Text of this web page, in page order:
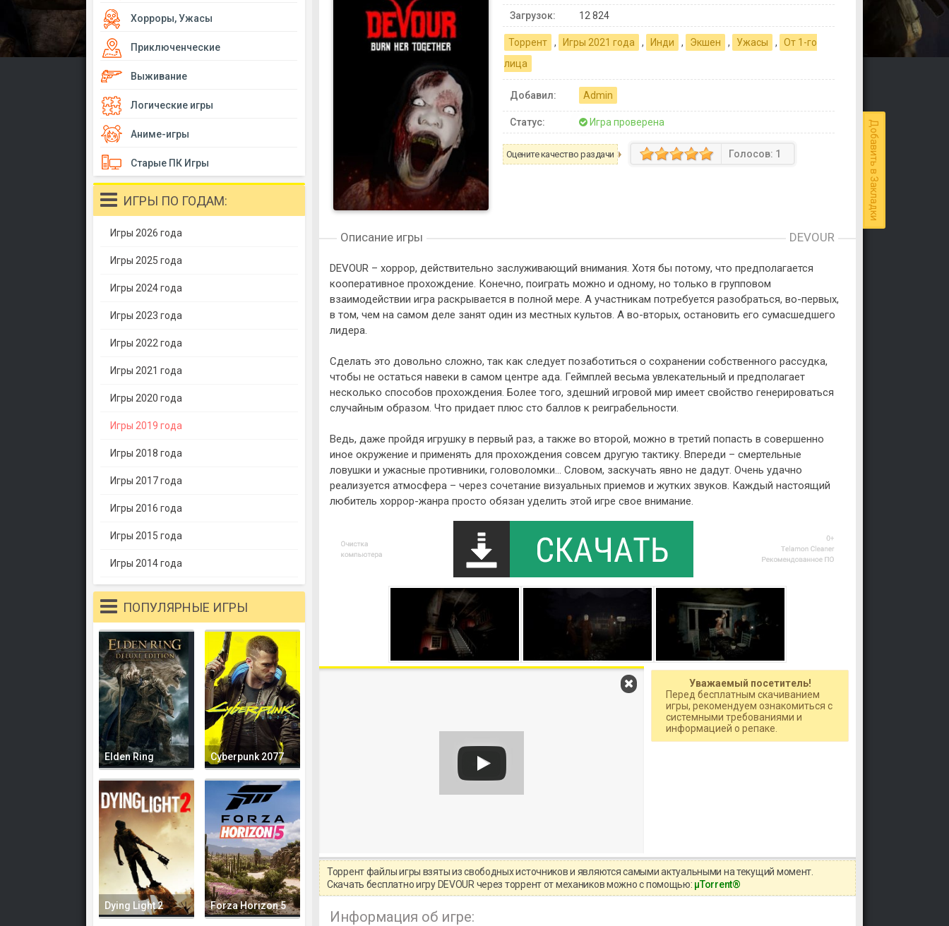
Добавить в Закладки
Загрузок:
12 824
Торрент , Игры 2021 года , Инди , Экшен , Ужасы ,
От 1-го
лица
Добавил: Admin
Статус: Игра проверена
Оцените качество раздачи Голосов: 1
Описание игры DEVOUR
DEVOUR – хоррор, действительно заслуживающий внимания. Хотя бы потому, что предполагается
кооперативное прохождение. Конечно, поиграть можно и одному, но только в групповом
взаимодействии игра раскрывается в полной мере. А участникам потребуется разобраться, во-первых,
в том, чем на самом деле занят один из местных культов. А во-вторых, остановить его сумасшедшего
лидера.
Сделать это довольно сложно, так как следует позаботиться о сохранении собственного рассудка,
чтобы не остаться навеки в самом центре ада. Геймплей весьма увлекательный и предполагает
несколько способов прохождения. Более того, здешний игровой мир имеет свойство генерироваться
случайным образом. Что придает плюс сто баллов к реиграбельности.
Ведь, даже пройдя игрушку в первый раз, а также во второй, можно в третий попасть в совершенно
иное окружение и применять для прохождения совсем другую тактику. Впереди – смертельные
ловушки и ужасные противники, головоломки… Словом, заскучать явно не дадут. Очень удачно
реализуется атмосфера – через сочетание визуальных приемов и жутких звуков. Каждый настоящий
любитель хоррор-жанра просто обязан уделить этой игре свое внимание.
Уважаемый посетитель!
Перед бесплатным скачиванием
игры, рекомендуем ознакомиться с
системными требованиями и
информацией о репаке.
Торрент файлы игры взяты из свободных источников и являются самыми актуальными на текущий момент.
Скачать бесплатно игру DEVOUR через торрент от механиков можно с помощью: μTorrent®
Информация об игре:
Хорроры, Ужасы
Приключенческие
Выживание
Логические игры
Аниме-игры
Старые ПК Игры
ИГРЫ ПО ГОДАМ:
Игры 2026 года
Игры 2025 года
Игры 2024 года
Игры 2023 года
Игры 2022 года
Игры 2021 года
Игры 2020 года
Игры 2019 года
Игры 2018 года
Игры 2017 года
Игры 2016 года
Игры 2015 года
Игры 2014 года
ПОПУЛЯРНЫЕ ИГРЫ
Elden Ring Cyberpunk 2077
Dying Light 2 Forza Horizon 5